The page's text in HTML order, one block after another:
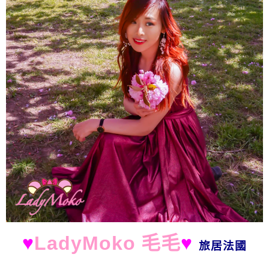
♥LadyMoko 毛毛♥ 旅居法國